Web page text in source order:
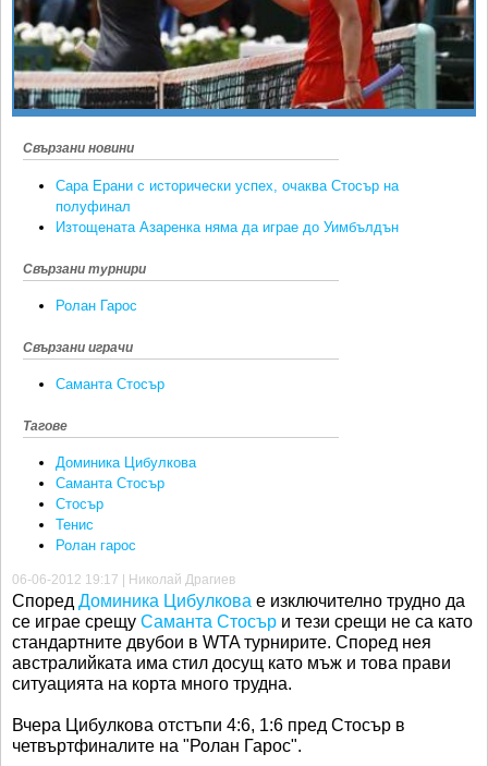
КЛУБОВЕ
БЛОГ
ВИДЕО
ЖЪЛТО
РАКЕТНИ
Спорт&Фитнес
Други
Любители
Свързани новини
Сара Ерани с исторически успех, очаква Стосър на
полуфинал
Изтощената Азаренка няма да играе до Уимбълдън
Свързани турнири
Ролан Гарос
Свързани играчи
Саманта Стосър
Тагове
Доминика Цибулкова
Саманта Стосър
Стосър
Тенис
Ролан гарос
06-06-2012 19:17 | Николай Драгиев
Според Доминика Цибулкова е изключително трудно да
се играе срещу Саманта Стосър и тези срещи не са като
стандартните двубои в WTA турнирите. Според нея
австралийката има стил досущ като мъж и това прави
ситуацията на корта много трудна.
Вчера Цибулкова отстъпи 4:6, 1:6 пред Стосър в
четвъртфиналите на "Ролан Гарос".